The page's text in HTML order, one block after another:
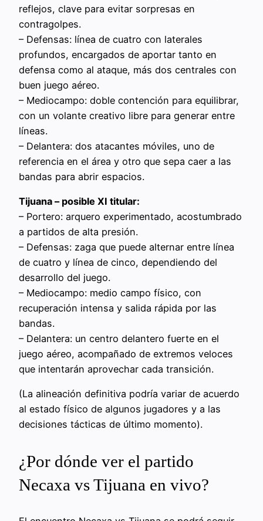
reflejos, clave para evitar sorpresas en
contragolpes.
– Defensas: línea de cuatro con laterales
profundos, encargados de aportar tanto en
defensa como al ataque, más dos centrales con
buen juego aéreo.
– Mediocampo: doble contención para equilibrar,
con un volante creativo libre para generar entre
líneas.
– Delantera: dos atacantes móviles, uno de
referencia en el área y otro que sepa caer a las
bandas para abrir espacios.
Tijuana – posible XI titular:
– Portero: arquero experimentado, acostumbrado
a partidos de alta presión.
– Defensas: zaga que puede alternar entre línea
de cuatro y línea de cinco, dependiendo del
desarrollo del juego.
– Mediocampo: medio campo físico, con
recuperación intensa y salida rápida por las
bandas.
– Delantera: un centro delantero fuerte en el
juego aéreo, acompañado de extremos veloces
que intentarán aprovechar cada transición.
(La alineación definitiva podría variar de acuerdo
al estado físico de algunos jugadores y a las
decisiones tácticas de último momento).
¿Por dónde ver el partido
Necaxa vs Tijuana en vivo?